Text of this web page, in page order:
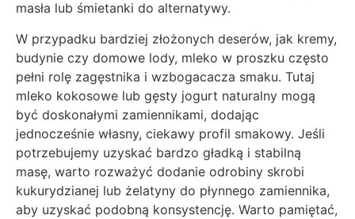
masła lub śmietanki do alternatywy.
W przypadku bardziej złożonych deserów, jak kremy,
budynie czy domowe lody, mleko w proszku często
pełni rolę zagęstnika i wzbogacacza smaku. Tutaj
mleko kokosowe lub gęsty jogurt naturalny mogą
być doskonałymi zamiennikami, dodając
jednocześnie własny, ciekawy profil smakowy. Jeśli
potrzebujemy uzyskać bardzo gładką i stabilną
masę, warto rozważyć dodanie odrobiny skrobi
kukurydzianej lub żelatyny do płynnego zamiennika,
aby uzyskać podobną konsystencję. Warto pamiętać,